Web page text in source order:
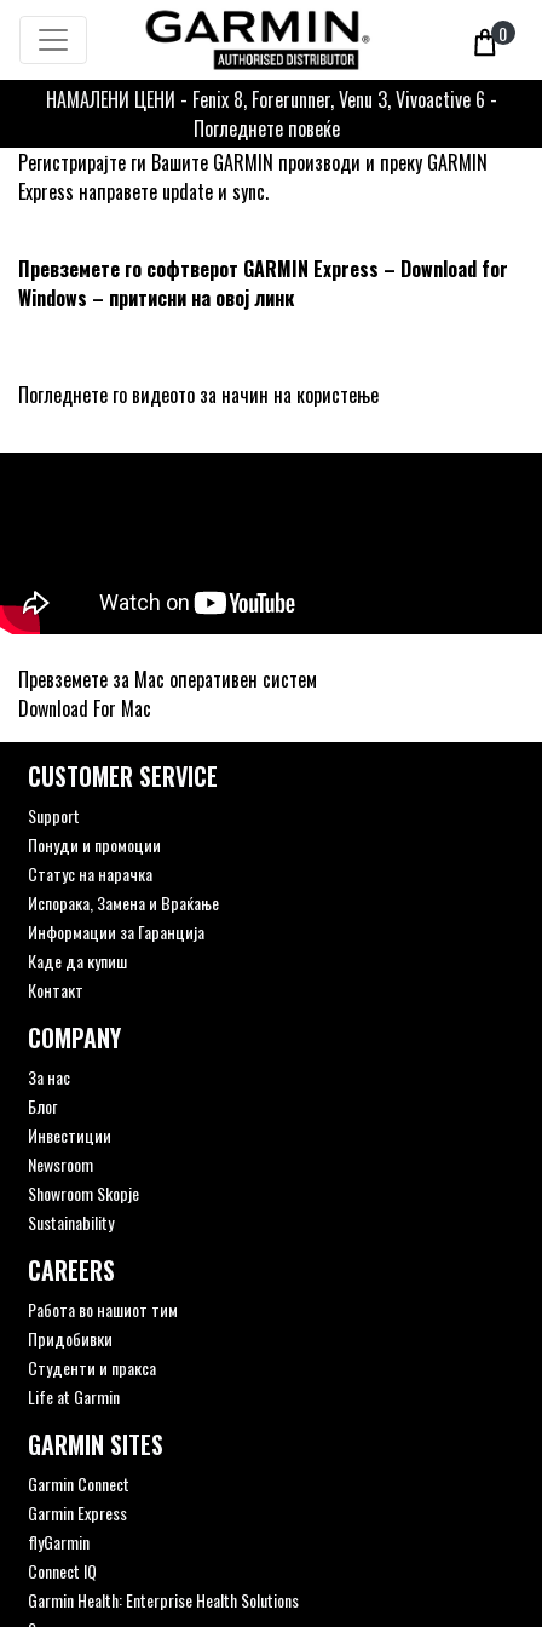
0
НАМАЛЕНИ ЦЕНИ - Fenix 8, Forerunner, Venu 3, Vivoactive 6 -
Погледнете повеќе
Регистрирајте ги Вашите GARMIN производи и преку GARMIN
Express направете update и sync.
Превземете го софтверот GARMIN Express – Download for
Windows – притисни на овој линк
Погледнете го видеото за начин на користење
Превземете за Mac оперативен систем
Download For Mac
CUSTOMER SERVICE
Support
Понуди и промоции
Статус на нарачка
Испорака, Замена и Враќање
Информации за Гаранција
Каде да купиш
Контакт
COMPANY
За нас
Блог
Инвестиции
Newsroom
Showroom Skopje
Sustainability
CAREERS
Работа во нашиот тим
Придобивки
Студенти и пракса
Life at Garmin
GARMIN SITES
Garmin Connect
Garmin Express
flyGarmin
Connect IQ
Garmin Health: Enterprise Health Solutions